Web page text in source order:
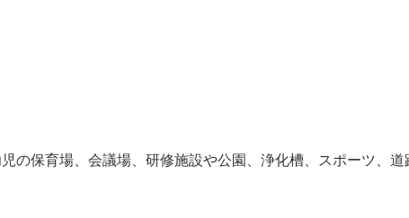
の保育場、会議場、研修施設や公園、浄化槽、スポーツ、